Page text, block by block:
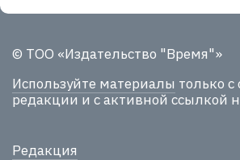
© ТОО «Издательство "Время"»
Используйте материалы только с
редакции и с активной ссылкой
Редакция